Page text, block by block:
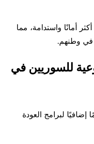
أمانًا واستدامة، مما
في وطنهم.
للسوريين في
إضافيًا لبرامج العودة